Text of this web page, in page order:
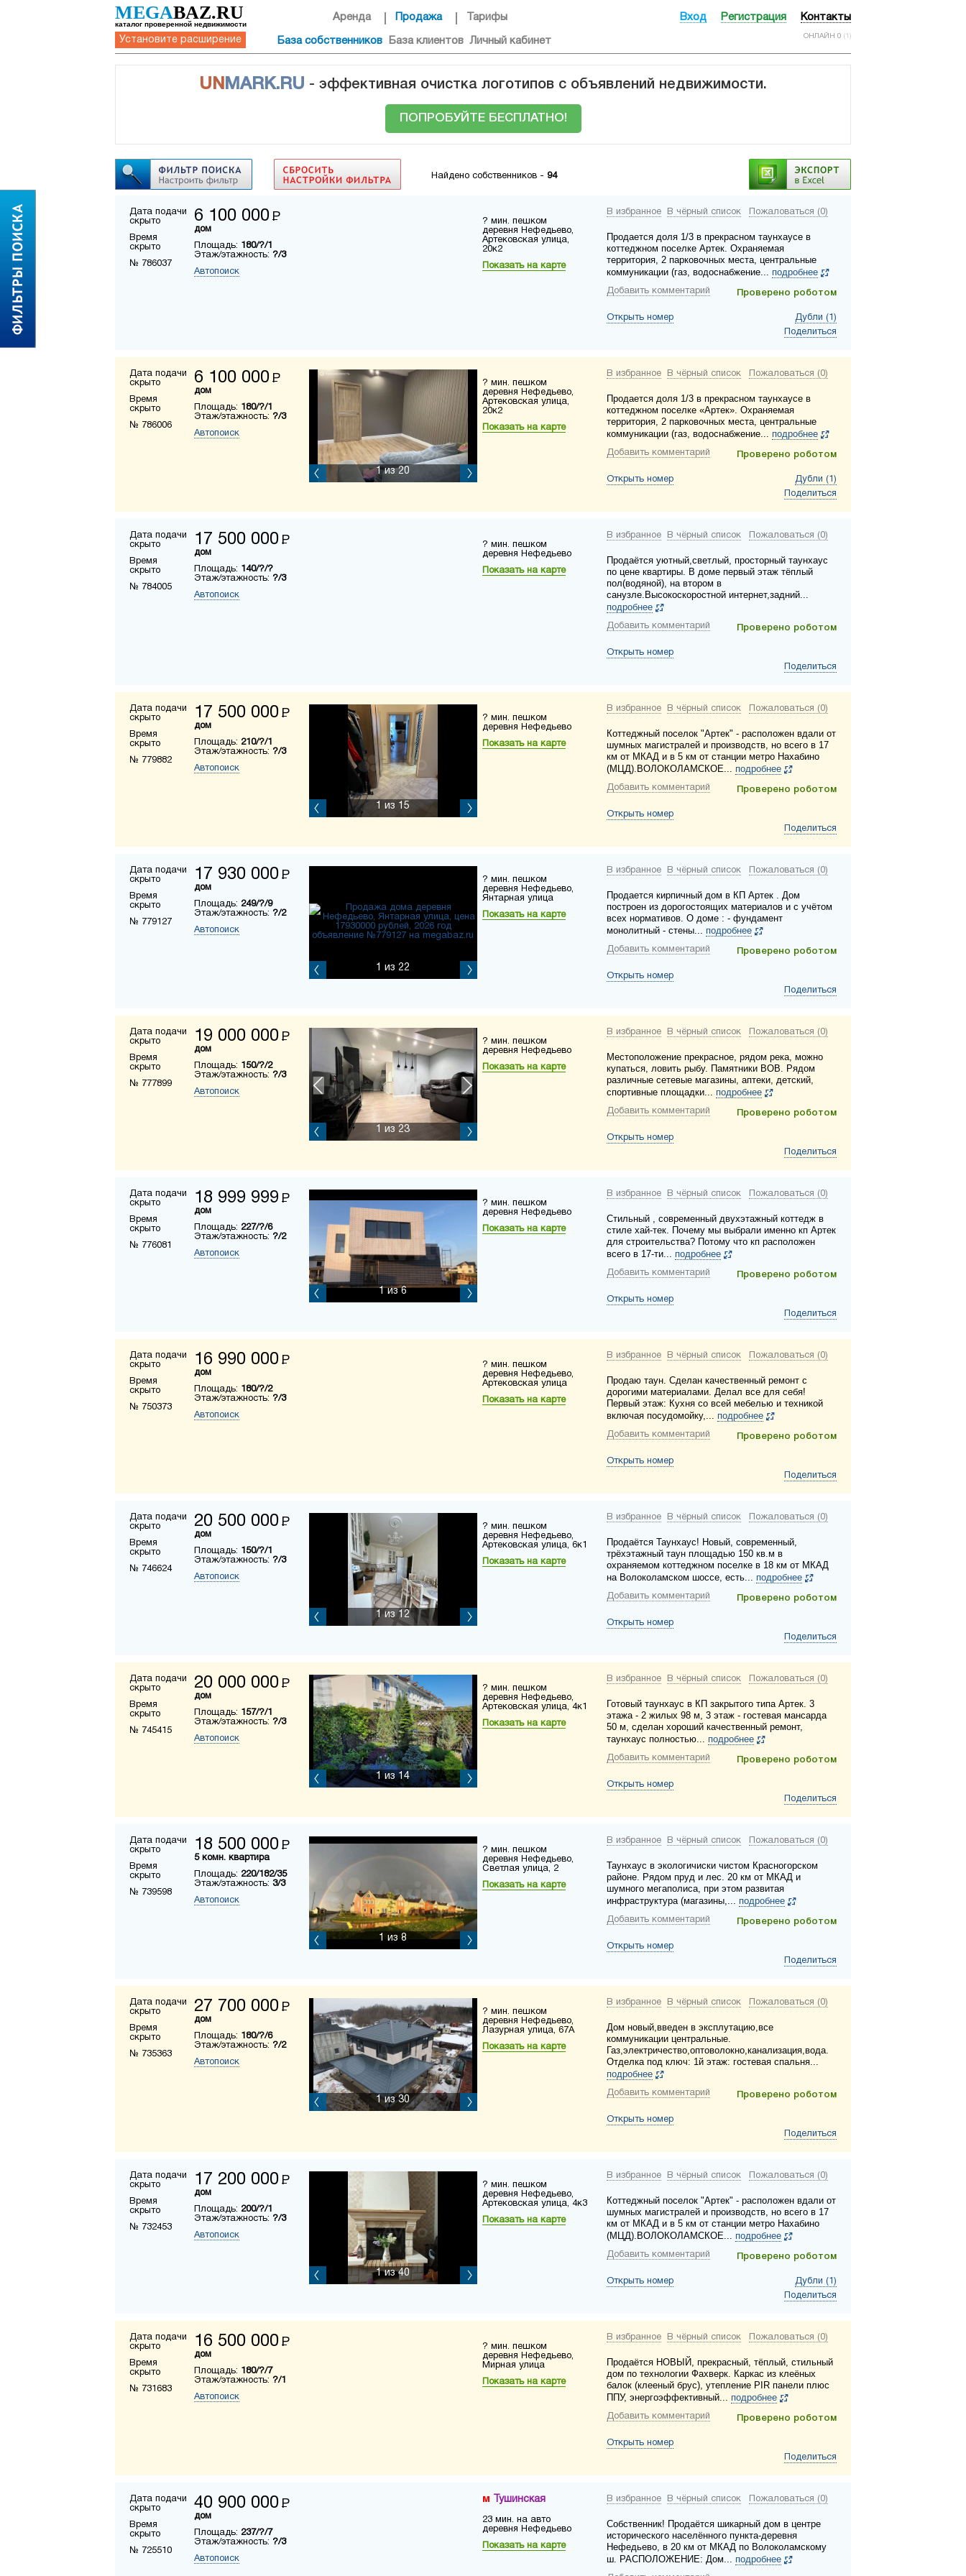
MEGABAZ.RU
каталог проверенной недвижимости
Установите расширение
Аренда Продажа Тарифы
База собственников База клиентов Личный кабинет
Контакты
Регистрация
Вход
ОНЛАЙН 0 (1)
UN MARK.RU - эффективная очистка логотипов с объявлений недвижимости.
ПОПРОБУЙТЕ БЕСПЛАТНО!
Найдено собственников - 94
Дата подачи
скрыто
Время
скрыто
№ 786037
6 100 000 Р
дом
Площадь: 180/?/1
Этаж/этажность: ?/3
Автопоиск
? мин. пешком
деревня Нефедьево,
Артековская улица,
20к2
Показать на карте
В избранное В чёрный список Пожаловаться (0)
Продается доля 1/3 в прекрасном таунхаусе в
коттеджном поселке Артек. Охраняемая
территория, 2 парковочных места, центральные
коммуникации (газ, водоснабжение... подробнее
Проверено роботом
Добавить комментарий
Открыть номер
Дубли (1)
Поделиться
Дата подачи
скрыто
Время
скрыто
№ 786006
6 100 000 Р
дом
Площадь: 180/?/1
Этаж/этажность: ?/3
Автопоиск
1из 20
? мин. пешком
деревня Нефедьево,
Артековская улица,
20к2
Показать на карте
В избранное В чёрный список Пожаловаться (0)
Продается доля 1/3 в прекрасном таунхаусе в
коттеджном поселке «Артек». Охраняемая
территория, 2 парковочных места, центральные
коммуникации (газ, водоснабжение... подробнее
Проверено роботом
Добавить комментарий
Открыть номер
Дубли (1)
Поделиться
Дата подачи
скрыто
Время
скрыто
№ 784005
17 500 000 Р
дом
Площадь: 140/?/?
Этаж/этажность: ?/3
Автопоиск
? мин. пешком
деревня Нефедьево
Показать на карте
В избранное В чёрный список Пожаловаться (0)
Продаётся уютный,светлый, просторный таунхаус
по цене квартиры. В доме первый этаж тёплый
пол(водяной), на втором в
санузле.Высокоскоростной интернет,задний...
подробнее
Проверено роботом
Добавить комментарий
Открыть номер
Поделиться
Дата подачи
скрыто
Время
скрыто
№ 779882
17 500 000 Р
дом
Площадь: 210/?/1
Этаж/этажность: ?/3
Автопоиск
1 из 15
? мин. пешком
деревня Нефедьево
Показать на карте
В избранное В чёрный список Пожаловаться (0)
Коттеджный поселок "Артек" - расположен вдали от
шумных магистралей и производств, но всего в 17
км от МКАД и в 5 км от станции метро Нахабино
(МЦД).ВОЛОКОЛАМСКОЕ... подробнее
Проверено роботом
Добавить комментарий
Открыть номер
Поделиться
Дата подачи
скрыто
Время
скрыто
№ 779127
17 930 000 Р
дом
Площадь: 249/?/9
Этаж/этажность: ?/2
Автопоиск
1 из 22
? мин. пешком
деревня Нефедьево,
Янтарная улица
Показать на карте
В избранное В чёрный список Пожаловаться (0)
Продается кирпичный дом в КП Артек . Дом
построен из дорогостоящих материалов и с учётом
всех нормативов. О доме : - фундамент
монолитный - стены... подробнее
Проверено роботом
Добавить комментарий
Открыть номер
Поделиться
Дата подачи
скрыто
Время
скрыто
№ 777899
19 000 000 Р
дом
Площадь: 150/?/2
Этаж/этажность: ?/3
Автопоиск
1 из 23
? мин. пешком
деревня Нефедьево
Показать на карте
В избранное В чёрный список Пожаловаться (0)
Местоположение прекрасное, рядом река, можно
купаться, ловить рыбу. Памятники ВОВ. Рядом
различные сетевые магазины, аптеки, детский,
спортивные площадки... подробнее
Проверено роботом
Добавить комментарий
Открыть номер
Поделиться
Дата подачи
скрыто
Время
скрыто
№ 776081
18 999 999 Р
дом
Площадь: 227/?/6
Этаж/этажность: ?/2
Автопоиск
1из 6
? мин. пешком
деревня Нефедьево
Показать на карте
В избранное В чёрный список Пожаловаться (0)
Стильный , современный двухэтажный коттедж в
стиле хай-тек. Почему мы выбрали именно кп Артек
для строительства? Потому что кп расположен
всего в 17-ти... подробнее
Проверено роботом
Добавить комментарий
Открыть номер
Поделиться
Дата подачи
скрыто
Время
скрыто
№ 750373
16 990 000 Р
дом
Площадь: 180/?/2
Этаж/этажность: ?/3
Автопоиск
? мин. пешком
деревня Нефедьево,
Артековская улица
Показать на карте
В избранное В чёрный список Пожаловаться (0)
Продаю таун. Сделан качественный ремонт с
дорогими материалами. Делал все для себя!
Первый этаж: Кухня со всей мебелью и техникой
включая посудомойку,... подробнее
Проверено роботом
Добавить комментарий
Открыть номер
Поделиться
Дата подачи
скрыто
Время
скрыто
№ 746624
20 500 000 Р
дом
Площадь: 150/?/1
Этаж/этажность: ?/3
Автопоиск
1из 12
? мин. пешком
деревня Нефедьево,
Артековская улица, 6к1
Показать на карте
В избранное В чёрный список Пожаловаться (0)
Продаётся Таунхаус! Новый, современный,
трёхэтажный таун площадью 150 кв.м в
охраняемом коттеджном поселке в 18 км от МКАД
на Волоколамском шоссе, есть... подробнее
Проверено роботом
Добавить комментарий
Открыть номер
Поделиться
Дата подачи
скрыто
Время
скрыто
№ 745415
20 000 000 Р
дом
Площадь: 157/?/1
Этаж/этажность: ?/3
Автопоиск
1из 14
? мин. пешком
деревня Нефедьево,
Артековская улица, 4к1
Показать на карте
В избранное В чёрный список Пожаловаться (0)
Готовый таунхаус в КП закрытого типа Артек. 3
этажа - 2 жилых 98 м, 3 этаж - гостевая мансарда
50 м, сделан хороший качественный ремонт,
таунхаус полностью... подробнее
Проверено роботом
Добавить комментарий
Открыть номер
Поделиться
Дата подачи
скрыто
Время
скрыто
№ 739598
18 500 000 Р
5 комн. квартира
Площадь: 220/182/35
Этаж/этажность: 3/3
Автопоиск
1 из 8
? мин. пешком
деревня Нефедьево,
Светлая улица, 2
Показать на карте
В избранное В чёрный список Пожаловаться (0)
Таунхаус в экологичиски чистом Красногорском
районе. Рядом пруд и лес. 20 км от МКАД и
шумного мегаполиса, при этом развитая
инфраструктура (магазины,... подробнее
Проверено роботом
Добавить комментарий
Открыть номер
Поделиться
Дата подачи
скрыто
Время
скрыто
№ 735363
27 700 000 Р
дом
Площадь: 180/?/6
Этаж/этажность: ?/2
Автопоиск
1из 30
? мин. пешком
деревня Нефедьево,
Лазурная улица, 67А
Показать на карте
В избранное В чёрный список Пожаловаться (0)
Дом новый,введен в эксплутацию,все
коммуникации центральные.
Газ,электричество,оптоволокно,канализация,вода.
Отделка под ключ: 1й этаж: гостевая спальня...
подробнее
Проверено роботом
Добавить комментарий
Открыть номер
Поделиться
Дата подачи
скрыто
Время
скрыто
№ 732453
17 200 000 Р
дом
Площадь: 200/?/1
Этаж/этажность: ?/3
Автопоиск
1из 40
? мин. пешком
деревня Нефедьево,
Артековская улица, 4к3
Показать на карте
В избранное В чёрный список Пожаловаться (0)
Коттеджный поселок "Артек" - расположен вдали от
шумных магистралей и производств, но всего в 17
км от МКАД и в 5 км от станции метро Нахабино
(МЦД).ВОЛОКОЛАМСКОЕ... подробнее
Проверено роботом
Добавить комментарий
Открыть номер
Дубли (1)
Поделиться
Дата подачи
скрыто
Время
скрыто
№ 731683
16 500 000 Р
дом
Площадь: 180/?/7
Этаж/этажность: ?/1
Автопоиск
? мин. пешком
деревня Нефедьево,
Мирная улица
Показать на карте
В избранное В чёрный список Пожаловаться (0)
Продаётся НОВЫЙ, прекрасный, тёплый, стильный
дом по технологии Фахверк. Каркас из клеёных
балок (клееный брус), утепление PIR панели плюс
ППУ, энергоэффективный... подробнее
Проверено роботом
Добавить комментарий
Открыть номер
Поделиться
Дата подачи
скрыто
Время
скрыто
№ 725510
40 900 000 Р
дом
Площадь: 237/?/7
Этаж/этажность: ?/3
Автопоиск
Тушинская
23 мин. на авто
деревня Нефедьево
Показать на карте
В избранное В чёрный список Пожаловаться (0)
Собственник! Продаётся шикарный дом в центре
исторического населённого пункта-деревня
Нефедьево, в 20 км от МКАД по Волоколамскому
ш. РАСПОЛОЖЕНИЕ: Дом... подробнее